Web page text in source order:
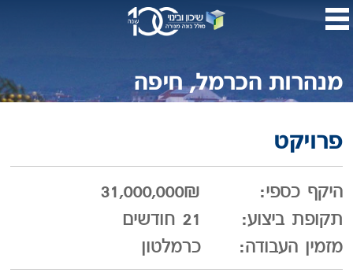
מנהרות הכרמל, חיפה
פרויקט
היקף כספי:
31,000,000₪
תקופת ביצוע:
21 חודשים
מזמין העבודה:
כרמלטון